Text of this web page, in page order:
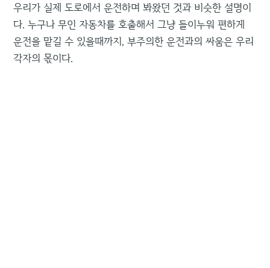
우리가 실제 도로에서 운전하며 봐왔던 것과 비슷한 설명이
다. 누구나 무인 자동차를 호출해서 그냥 들이누워 편하게
운전을 맡길 수 있을때까지, 부주의한 운전과의 싸움은 우리
각자의 몫이다.